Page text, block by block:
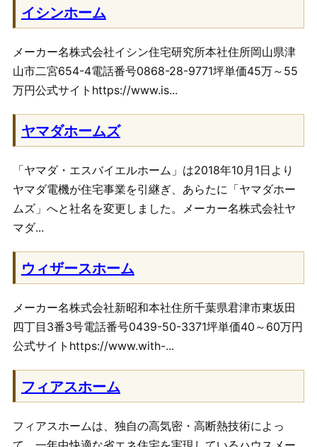
イシンホーム
メーカー名株式会社イシン住宅研究所本社住所岡山県津
山市二宮654-4電話番号0868-28-9771坪単価45万～55
万円公式サイトhttps://www.is...
ヤマダホームズ
「ヤマダ・エスバイエルホーム」は2018年10月1日より
ヤマダ電機が住宅事業を引継ぎ、あらたに「ヤマダホー
ムズ」へと社名を変更しました。メーカー名株式会社ヤ
マダ...
ウィザースホーム
メーカー名株式会社新昭和本社住所千葉県君津市東坂田
四丁目3番3号電話番号0439-50-3371坪単価40～60万円
公式サイトhttps://www.with-...
フィアスホーム
フィアスホームは、独自の高気密・高断熱技術によっ